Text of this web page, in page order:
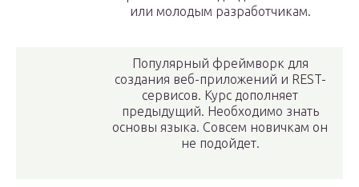
или молодым разработчикам.
Популярный фреймворк для
создания веб-приложений и REST-
сервисов. Курс дополняет
предыдущий. Необходимо знать
основы языка. Совсем новичкам он
не подойдет.